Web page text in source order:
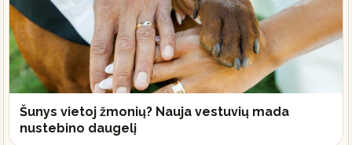
Šunys vietoj žmonių? Nauja vestuvių mada
nustebino daugelį